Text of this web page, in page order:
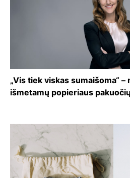
„Vis tiek viskas sumaišoma“
išmetamų popieriaus